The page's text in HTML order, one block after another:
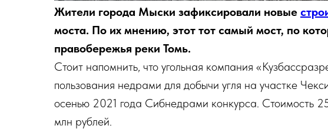
Жители города Мыски зафиксировали новые
моста. По их мнению, этот тот самый мост, по
правобережья реки Томь.
Стоит напомнить, что угольная компания
пользования недрами для добычи угля на участке
осенью 2021 года Сибнедрами конкурса. Стоимость
млн рублей.